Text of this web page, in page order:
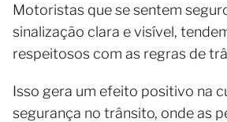
Motoristas que se sentem
sinalização clara e visível,
respeitosos com as regras de
Isso gera um efeito positivo na
segurança no trânsito, onde as